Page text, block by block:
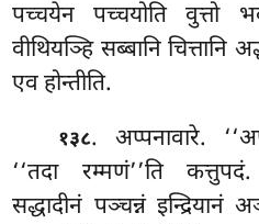
पच्चयेन पच्चयोति वुत्तो
वीथियञ्हि सब्बानि चित्तानि
एव होन्तीति.
१३८. अप्पनावारे.
‘‘तदा रम्मणं’’ति कत्तुपदं.
सद्धादीनं पञ्चन्नं